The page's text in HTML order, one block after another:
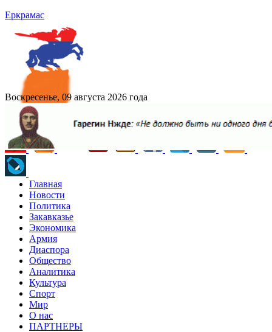
Еркрамас
Воскресенье, 09 августа 2026 года
Главная
Новости
Политика
Закавказье
Экономика
Армия
Диаспора
Общество
Аналитика
Культура
Спорт
Мир
О нас
ПАРТНЕРЫ